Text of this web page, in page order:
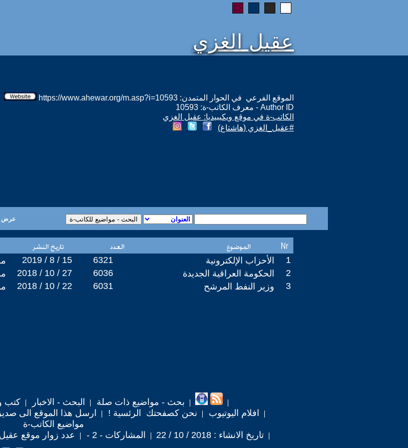
عقيل الغزي
الموقع الفرعي في الحوار المتمدن: https://www.ahewar.org/m.asp?i=10593
Author ID - معرف الكاتب-ة: 10593
الكاتب-ة في موقع ويكيبيديا: عقيل الغزي
#عقيل_الغزي (هاشتاغ)
عرض
2019 / 8 / 15 6321 الأحزاب الإلكترونية
1
2018 / 10 / 27 6036 الحكومة العراقية الجديدة
2
2018 / 10 / 22 6031 وزير النفط المرشح 3
بحث - مواضيع ذات صلة البحث - الاخبار كتب
افلام اليوتيوب
نحن كصفحتك الرئسية ! ارسل هذا الموقع الى
مواضيع الكاتب-ة
تاريخ الانشاء : 2018 / 10 / 22
المشاركات - 2 - عدد زوار موقع عقيل